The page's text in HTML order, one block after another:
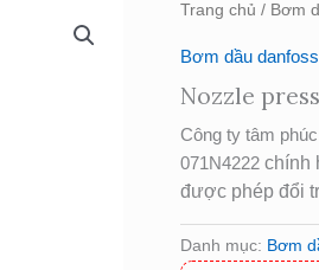
Trang chủ / Bơm
Bơm dầu danfoss
Nozzle
Công ty tâm
071N4222 chính
được phép đổi
Danh mục: Bơm